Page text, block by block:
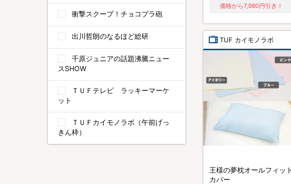
価格から7,980円引き！
TUF カイモノラボ
王様の夢枕オールフィット
カバー
衝撃スクープ！チョコプラ砲
出川哲朗のなるほど総研
千原ジュニアの話題沸騰ニュー
スSHOW
ＴＵＦテレビ ラッキーマーケ
ット
ＴＵＦカイモノラボ（午前げっ
きん枠）